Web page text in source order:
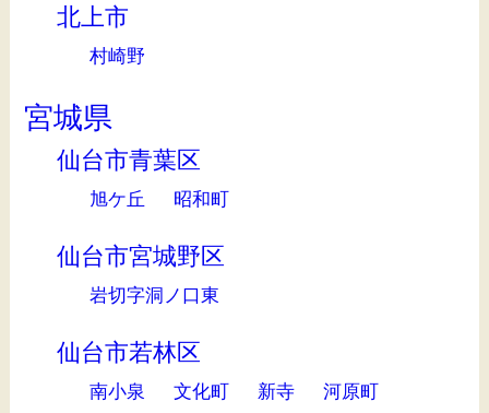
北上市
村崎野
宮城県
仙台市青葉区
旭ケ丘 昭和町
仙台市宮城野区
岩切字洞ノ口東
仙台市若林区
南小泉 文化町 新寺 河原町